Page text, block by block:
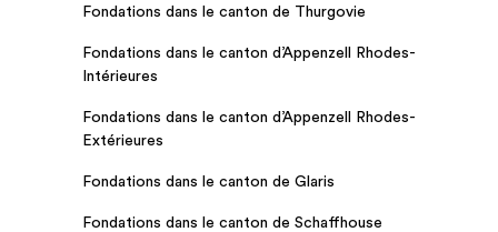
Fondations dans le canton de Thurgovie
Fondations dans le canton d’Appenzell Rhodes-
Intérieures
Fondations dans le canton d’Appenzell Rhodes-
Extérieures
Fondations dans le canton de Glaris
Fondations dans le canton de Schaffhouse